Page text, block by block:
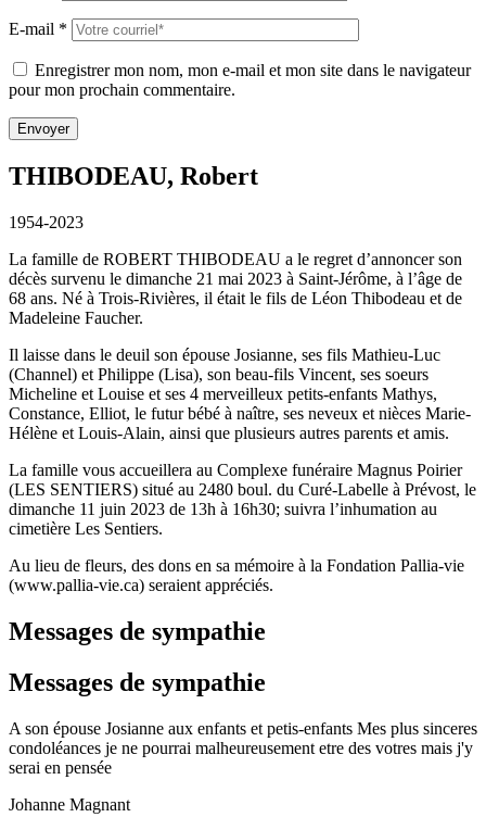
E-mail *
Enregistrer mon nom, mon e-mail et mon site dans le navigateur
pour mon prochain commentaire.
THIBODEAU, Robert
1954-2023
La famille de ROBERT THIBODEAU a le regret d’annoncer son
décès survenu le dimanche 21 mai 2023 à Saint-Jérôme, à l’âge de
68 ans. Né à Trois-Rivières, il était le fils de Léon Thibodeau et de
Madeleine Faucher.
Il laisse dans le deuil son épouse Josianne, ses fils Mathieu-Luc
(Channel) et Philippe (Lisa), son beau-fils Vincent, ses soeurs
Micheline et Louise et ses 4 merveilleux petits-enfants Mathys,
Constance, Elliot, le futur bébé à naître, ses neveux et nièces Marie-
Hélène et Louis-Alain, ainsi que plusieurs autres parents et amis.
La famille vous accueillera au Complexe funéraire Magnus Poirier
(LES SENTIERS) situé au 2480 boul. du Curé-Labelle à Prévost, le
dimanche 11 juin 2023 de 13h à 16h30; suivra l’inhumation au
cimetière Les Sentiers.
Au lieu de fleurs, des dons en sa mémoire à la Fondation Pallia-vie
(www.pallia-vie.ca) seraient appréciés.
Messages de sympathie
Messages de sympathie
A son épouse Josianne aux enfants et petis-enfants Mes plus sinceres
condoléances je ne pourrai malheureusement etre des votres mais j'y
serai en pensée
Johanne Magnant